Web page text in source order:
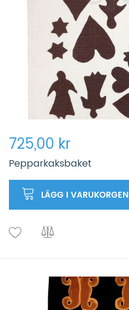
725,00 kr
Pepparkaksbaket
LÄGG I VARUKORGEN